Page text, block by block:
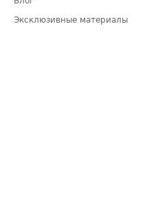
Эксклюзивные материалы